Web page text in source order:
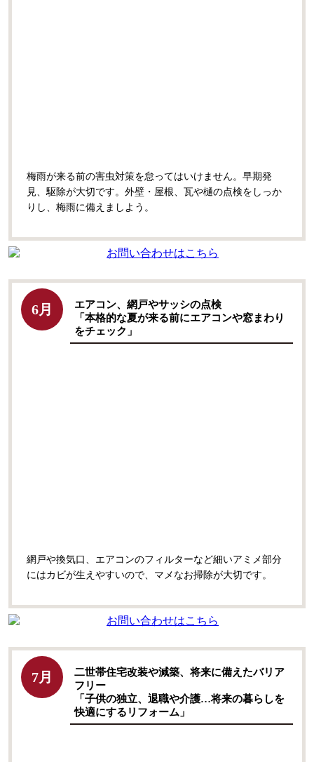
梅雨が来る前の害虫対策を怠ってはいけません。早期発
見、駆除が大切です。 外壁・屋根、瓦や樋の点検をしっか
りし、梅雨に備えましよう。
6月
エアコン、網戸やサッシの点検
「本格的な夏が来る前にエアコンや窓まわり
をチェック」
網戸や換気口、エアコンのフィルターなど細いアミメ部分
にはカビが生えやすいので、マメなお掃除が大切です。
7月
二世帯住宅改装や減築、将来に備えたバリア
フリー
「子供の独立、退職や介護…将来の暮らしを
快適にするリフォーム」